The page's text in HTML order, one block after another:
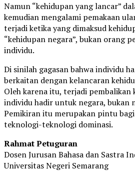
Namun “kehidupan yang lancar”
kemudian mengalami pemakaan
terjadi ketika yang dimaksud
“kehidupan negara”, bukan orang
individu.
Di sinilah gagasan bahwa individu
berkaitan dengan kelancaran
Oleh karena itu, terjadi pembalikan
individu hadir untuk negara, bukan
Pemikiran itu merupakan pintu
teknologi-teknologi dominasi.
Rahmat Petuguran
Dosen Jurusan Bahasa dan Sastra
Universitas Negeri Semarang